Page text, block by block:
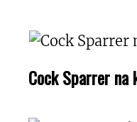
Cock Sparrer na